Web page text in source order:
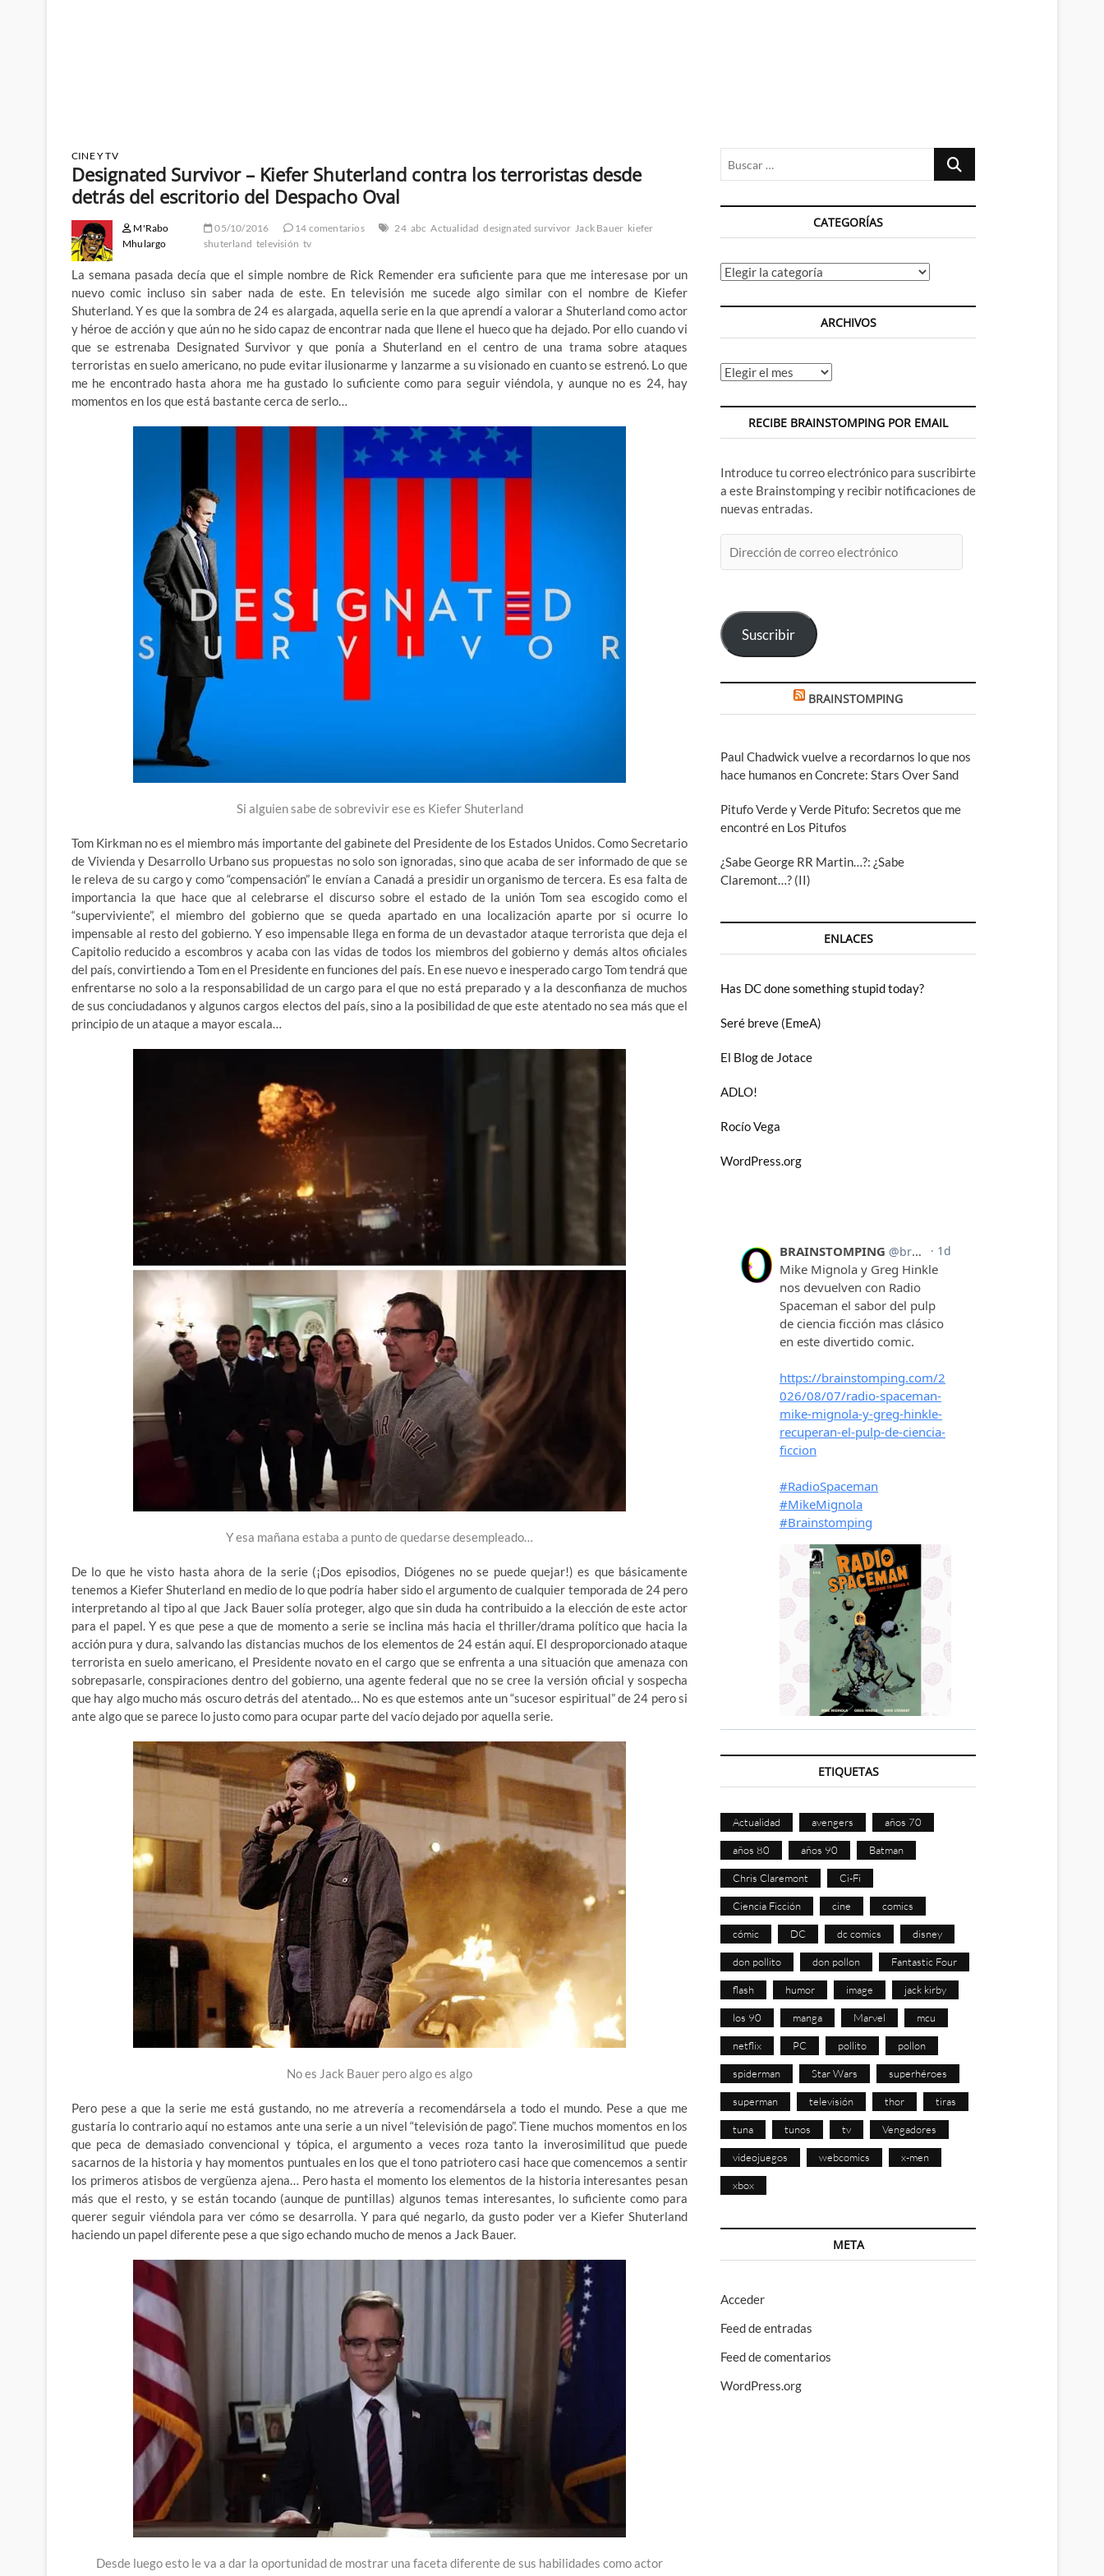
CINE Y TV
Designated Survivor – Kiefer Shuterland contra los terroristas desde
detrás del escritorio del Despacho Oval
M'Rabo
Mhulargo
05/10/2016 14 comentarios 24 abc Actualidad designated survivor Jack Bauer kiefer
shuterland televisión tv
La semana pasada decía que el simple nombre de Rick Remender era suficiente para que me interesase por un
nuevo comic incluso sin saber nada de este. En televisión me sucede algo similar con el nombre de Kiefer
Shuterland. Y es que la sombra de 24 es alargada, aquella serie en la que aprendí a valorar a Shuterland como actor
y héroe de acción y que aún no he sido capaz de encontrar nada que llene el hueco que ha dejado. Por ello cuando vi
que se estrenaba Designated Survivor y que ponía a Shuterland en el centro de una trama sobre ataques
terroristas en suelo americano, no pude evitar ilusionarme y lanzarme a su visionado en cuanto se estrenó. Lo que
me he encontrado hasta ahora me ha gustado lo suficiente como para seguir viéndola, y aunque no es 24, hay
momentos en los que está bastante cerca de serlo…
Si alguien sabe de sobrevivir ese es Kiefer Shuterland
Tom Kirkman no es el miembro más importante del gabinete del Presidente de los Estados Unidos. Como Secretario
de Vivienda y Desarrollo Urbano sus propuestas no solo son ignoradas, sino que acaba de ser informado de que se
le releva de su cargo y como “compensación” le envían a Canadá a presidir un organismo de tercera. Es esa falta de
importancia la que hace que al celebrarse el discurso sobre el estado de la unión Tom sea escogido como el
“superviviente”, el miembro del gobierno que se queda apartado en una localización aparte por si ocurre lo
impensable al resto del gobierno. Y eso impensable llega en forma de un devastador ataque terrorista que deja el
Capitolio reducido a escombros y acaba con las vidas de todos los miembros del gobierno y demás altos oficiales
del país, convirtiendo a Tom en el Presidente en funciones del país. En ese nuevo e inesperado cargo Tom tendrá que
enfrentarse no solo a la responsabilidad de un cargo para el que no está preparado y a la desconfianza de muchos
de sus conciudadanos y algunos cargos electos del país, sino a la posibilidad de que este atentado no sea más que el
principio de un ataque a mayor escala…
Y esa mañana estaba a punto de quedarse desempleado…
De lo que he visto hasta ahora de la serie (¡Dos episodios, Diógenes no se puede quejar!) es que básicamente
tenemos a Kiefer Shuterland en medio de lo que podría haber sido el argumento de cualquier temporada de 24 pero
interpretando al tipo al que Jack Bauer solía proteger, algo que sin duda ha contribuido a la elección de este actor
para el papel. Y es que pese a que de momento a serie se inclina más hacia el thriller/drama político que hacia la
acción pura y dura, salvando las distancias muchos de los elementos de 24 están aquí. El desproporcionado ataque
terrorista en suelo americano, el Presidente novato en el cargo que se enfrenta a una situación que amenaza con
sobrepasarle, conspiraciones dentro del gobierno, una agente federal que no se cree la versión oficial y sospecha
que hay algo mucho más oscuro detrás del atentado… No es que estemos ante un “sucesor espiritual” de 24 pero si
ante algo que se parece lo justo como para ocupar parte del vacío dejado por aquella serie.
No es Jack Bauer pero algo es algo
Pero pese a que la serie me está gustando, no me atrevería a recomendársela a todo el mundo. Pese a que me
gustaría lo contrario aquí no estamos ante una serie a un nivel “televisión de pago”. Tiene muchos momentos en los
que peca de demasiado convencional y tópica, el argumento a veces roza tanto la inverosimilitud que puede
sacarnos de la historia y hay momentos puntuales en los que el tono patriotero casi hace que comencemos a sentir
los primeros atisbos de vergüenza ajena… Pero hasta el momento los elementos de la historia interesantes pesan
más que el resto, y se están tocando (aunque de puntillas) algunos temas interesantes, lo suficiente como para
querer seguir viéndola para ver cómo se desarrolla. Y para qué negarlo, da gusto poder ver a Kiefer Shuterland
haciendo un papel diferente pese a que sigo echando mucho de menos a Jack Bauer.
Desde luego esto le va a dar la oportunidad de mostrar una faceta diferente de sus habilidades como actor
Buscar
CATEGORÍAS
Categorías
ARCHIVOS
Archivos
RECIBE BRAINSTOMPING POR EMAIL
Introduce tu correo electrónico para suscribirte
a este Brainstomping y recibir notificaciones de
nuevas entradas.
de
Suscribir
BRAINSTOMPING
Paul Chadwick vuelve a recordarnos lo que nos
hace humanos en Concrete: Stars Over Sand
Pitufo Verde y Verde Pitufo: Secretos que me
encontré en Los Pitufos
¿Sabe George RR Martin…?: ¿Sabe
Claremont…? (II)
ENLACES
Has DC done something stupid today?
Seré breve (EmeA)
El Blog de Jotace
ADLO!
Rocío Vega
WordPress.org
ETIQUETAS
Actualidad avengers años 70
años 80 años 90 Batman
Chris Claremont Ci-Fi
Ciencia Ficción cine comics
cómic DC dc comics disney
don pollito don pollon Fantastic Four
flash humor image jack kirby
los 90 manga Marvel mcu
netflix PC pollito pollon
spiderman Star Wars superhéroes
superman televisión thor tiras
tuna tunos tv Vengadores
videojuegos webcomics x-men
xbox
META
Acceder
Feed de entradas
Feed de comentarios
WordPress.org